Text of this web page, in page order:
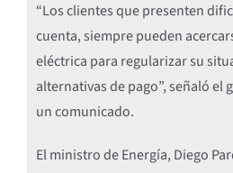
“Los clientes que presenten
cuenta, siempre pueden
eléctrica para regularizar su
alternativas de pago”, señaló el
un comunicado.
El ministro de Energía, Diego